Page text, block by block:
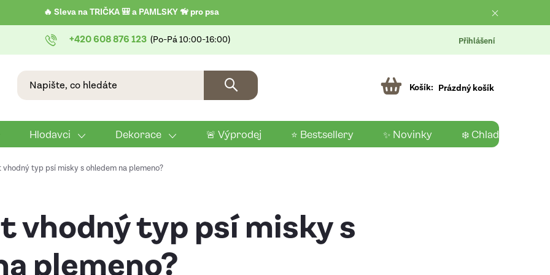
🔥 Sleva na TRIČKA 🎒 a PAMLSKY 🦮 pro psa
+420 608 876 123 Přihlášení
Prázdný košík
Hlodavci Dekorace 🚨 Výprodej ⭐ Bestsellery ✨ Novinky ❄️ Chladící
typ psí misky s ohledem na plemeno?
vhodný typ psí misky s
plemeno?